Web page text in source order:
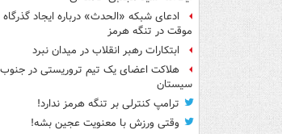
ادعای شبکه «الحدث» درباره ایجاد گذرگاه
موقت در تنگه هرمز
ابتکارات رهبر انقلاب در میدان نبرد
هلاکت اعضای یک تیم تروریستی در جنوب
سیستان
ترامپ کنترلی بر تنگه هرمز ندارد!
وقتی ورزش با معنویت عجین بشه!